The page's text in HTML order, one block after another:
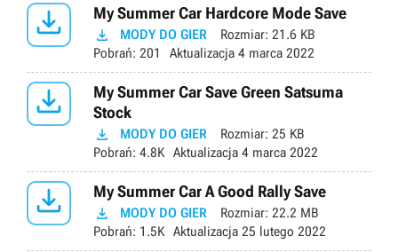
 My Summer Car Hardcore Mode Save
 MODY DO GIER Rozmiar: 21.6 KB
Pobrań: 201 Aktualizacja 4 marca 2022

My Summer Car Save Green Satsuma
Stock
 MODY DO GIER Rozmiar: 25 KB
Pobrań: 4.8K Aktualizacja 4 marca 2022
 My Summer Car A Good Rally Save
 MODY DO GIER Rozmiar: 22.2 MB
Pobrań: 1.5K Aktualizacja 25 lutego 2022